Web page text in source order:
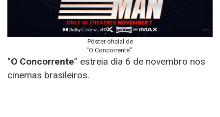
Pôster oficial de
“O Concorrente”.
“O Concorrente” estreia dia 6 de novembro nos
cinemas brasileiros.